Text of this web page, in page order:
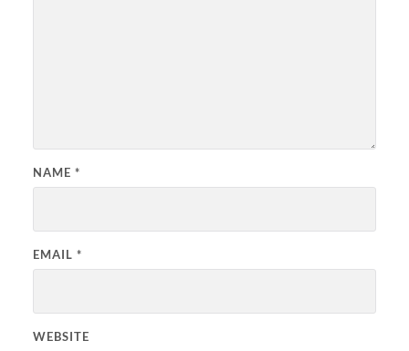
NAME *
EMAIL *
WEBSITE